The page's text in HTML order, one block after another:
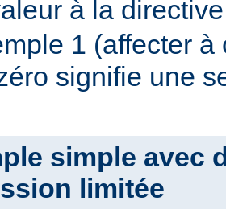
à la
1 (affecter
signifie une
simple avec
limitée